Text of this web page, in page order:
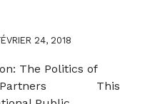
POSTED ON:
24, 2018
The Politics of
Partners This